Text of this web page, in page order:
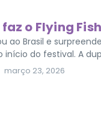
o Flying
ao Brasil e
do festival. A
março 23, 2026